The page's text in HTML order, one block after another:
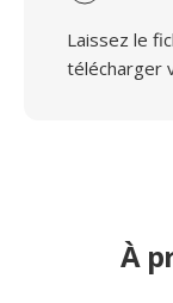
Laissez le
télécharger
À